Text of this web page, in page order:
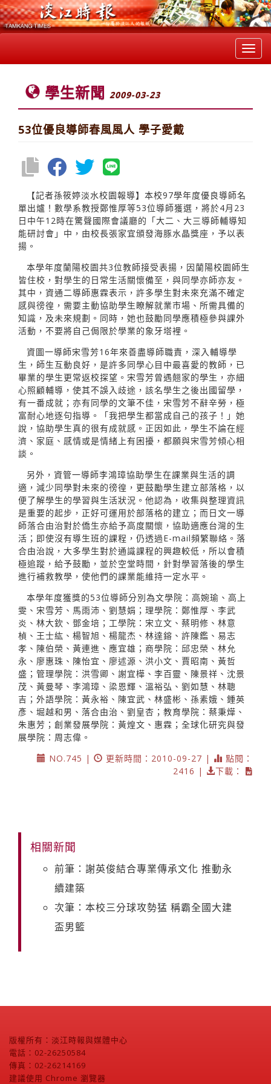
學生新聞 2009-03-23
53位優良導師春風風人 學子愛戴
【記者孫筱婷淡水校園報導】本校97學年度優良導師名
單出爐！數學系教授鄭惟厚等53位導師獲選，將於4月23
日中午12時在驚聲國際會議廳的「大二、大三導師輔導知
能研討會」中，由校長張家宜頒發海豚水晶獎座，予以表
揚。
本學年度蘭陽校園共3位教師接受表揚，因蘭陽校園師生
皆住校，對學生的日常生活關懷備至，與同學亦師亦友。
其中，資通二導師惠霖表示，許多學生對未來充滿不確定
感與徬徨，需要主動協助學生瞭解就業市場、所需具備的
知識，及未來規劃。同時，她也鼓勵同學應積極參與課外
活動，不要將自己侷限於學業的象牙塔裡。
資圖一導師宋雪芳16年來善盡導師職責，深入輔導學
生，師生互動良好，是許多同學心目中最喜愛的教師，已
畢業的學生更常返校探望。宋雪芳曾遇翹家的學生，亦細
心照顧輔導，使其不誤入歧途，該名學生之後出國留學，
有一番成就；亦有同學的文筆不佳，宋雪芳不辭辛勞，極
富耐心地逐句指導。「我把學生都當成自己的孩子！」她
說，協助學生真的很有成就感。正因如此，學生不論在經
濟、家庭、感情或是情緒上有困擾，都願與宋雪芳傾心相
談。
另外，資管一導師李鴻璋協助學生在課業與生活的調
適，減少同學對未來的徬徨，更鼓勵學生建立部落格，以
便了解學生的學習與生活狀況。他認為，收集與整理資訊
是重要的起步，正好可運用於部落格的建立；而日文一導
師落合由治對於僑生亦給予高度關懷，協助適應台灣的生
活；即使沒有導生班的課程，仍透過E-mail頻繁聯絡。落
合由治說，大多學生對於通識課程的興趣較低，所以會積
極追蹤，給予鼓勵，並於空堂時間，針對學習落後的學生
進行補救教學，使他們的課業能維持一定水平。
本學年度獲獎的53位導師分別為文學院：高婉瑜、高上
雯、宋雪芳、馬雨沛、劉慧娟；理學院：鄭惟厚、李武
炎、林大欽、鄧金培；工學院：宋立文、蔡明修、林意
楨、王士紘、楊智旭、楊龍杰、林達鎔、許陳鑑、易志
孝、陳伯榮、黃連進、應宜雄；商學院：邱忠榮、林允
永、廖惠珠、陳怡宜、廖述源、洪小文、賈昭南、黃哲
盛；管理學院：洪雪卿、謝宜樺、李百靈、陳景祥、沈景
茂、黃曼琴、李鴻璋、梁恩輝、溫裕弘、劉如慧、林聰
吉；外語學院：黃永裕、陳宜武、林盛彬、孫素娥、鍾英
彥、堀越和男、落合由治、劉皇杏；教育學院：蔡秉燁、
朱惠芳；創業發展學院：黃煌文、惠霖；全球化研究與發
展學院：周志偉。
NO.745 |
更新時間：2010-09-27 |
點閱：
2416 |
下載：
相關新聞
前筆：謝英俊結合專業傳承文化 推動永
續建築
次筆：本校三分球攻勢猛 稱霸全國大建
盃男籃
版權所有：淡江時報與媒體中心
電話：02-26250584
傳真：02-26214169
建議使用 Chrome 瀏覽器